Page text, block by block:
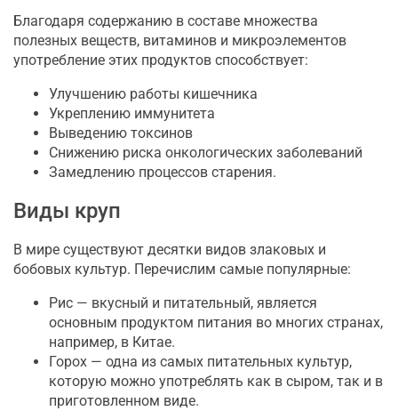
Благодаря содержанию в составе множества
полезных веществ, витаминов и микроэлементов
употребление этих продуктов способствует:
Улучшению работы кишечника
Укреплению иммунитета
Выведению токсинов
Снижению риска онкологических заболеваний
Замедлению процессов старения.
Виды круп
В мире существуют десятки видов злаковых и
бобовых культур. Перечислим самые популярные:
Рис — вкусный и питательный, является
основным продуктом питания во многих странах,
например, в Китае.
Горох — одна из самых питательных культур,
которую можно употреблять как в сыром, так и в
приготовленном виде.